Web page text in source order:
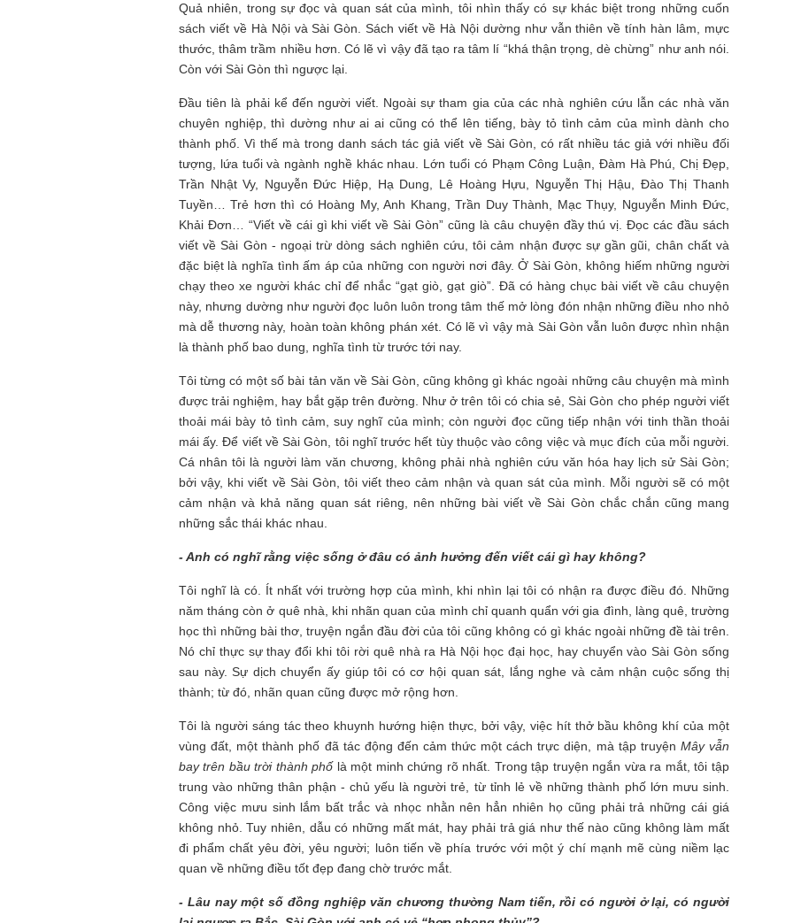
Quả nhiên, trong sự đọc và quan sát của mình, tôi nhìn thấy có sự khác biệt trong những cuốn
sách viết về Hà Nội và Sài Gòn. Sách viết về Hà Nội dường như vẫn thiên về tính hàn lâm, mực
thước, thâm trầm nhiều hơn. Có lẽ vì vậy đã tạo ra tâm lí “khá thận trọng, dè chừng” như anh nói.
Còn với Sài Gòn thì ngược lại.
Đầu tiên là phải kể đến người viết. Ngoài sự tham gia của các nhà nghiên cứu lẫn các nhà văn
chuyên nghiệp, thì dường như ai ai cũng có thể lên tiếng, bày tỏ tình cảm của mình dành cho
thành phố. Vì thế mà trong danh sách tác giả viết về Sài Gòn, có rất nhiều tác giả với nhiều đối
tượng, lứa tuổi và ngành nghề khác nhau. Lớn tuổi có Phạm Công Luận, Đàm Hà Phú, Chị Đẹp,
Trần Nhật Vy, Nguyễn Đức Hiệp, Hạ Dung, Lê Hoàng Hựu, Nguyễn Thị Hậu, Đào Thị Thanh
Tuyền… Trẻ hơn thì có Hoàng My, Anh Khang, Trần Duy Thành, Mạc Thụy, Nguyễn Minh Đức,
Khải Đơn… “Viết về cái gì khi viết về Sài Gòn” cũng là câu chuyện đầy thú vị. Đọc các đầu sách
viết về Sài Gòn - ngoại trừ dòng sách nghiên cứu, tôi cảm nhận được sự gần gũi, chân chất và
đặc biệt là nghĩa tình ấm áp của những con người nơi đây. Ở Sài Gòn, không hiếm những người
chạy theo xe người khác chỉ để nhắc “gạt giò, gạt giò”. Đã có hàng chục bài viết về câu chuyện
này, nhưng dường như người đọc luôn luôn trong tâm thế mở lòng đón nhận những điều nho nhỏ
mà dễ thương này, hoàn toàn không phán xét. Có lẽ vì vậy mà Sài Gòn vẫn luôn được nhìn nhận
là thành phố bao dung, nghĩa tình từ trước tới nay.
Tôi từng có một số bài tản văn về Sài Gòn, cũng không gì khác ngoài những câu chuyện mà mình
được trải nghiệm, hay bắt gặp trên đường. Như ở trên tôi có chia sẻ, Sài Gòn cho phép người viết
thoải mái bày tỏ tình cảm, suy nghĩ của mình; còn người đọc cũng tiếp nhận với tinh thần thoải
mái ấy. Để viết về Sài Gòn, tôi nghĩ trước hết tùy thuộc vào công việc và mục đích của mỗi người.
Cá nhân tôi là người làm văn chương, không phải nhà nghiên cứu văn hóa hay lịch sử Sài Gòn;
bởi vậy, khi viết về Sài Gòn, tôi viết theo cảm nhận và quan sát của mình. Mỗi người sẽ có một
cảm nhận và khả năng quan sát riêng, nên những bài viết về Sài Gòn chắc chắn cũng mang
những sắc thái khác nhau.
- Anh có nghĩ rằng việc sống ở đâu có ảnh hưởng đến viết cái gì hay không?
Tôi nghĩ là có. Ít nhất với trường hợp của mình, khi nhìn lại tôi có nhận ra được điều đó. Những
năm tháng còn ở quê nhà, khi nhãn quan của mình chỉ quanh quẩn với gia đình, làng quê, trường
học thì những bài thơ, truyện ngắn đầu đời của tôi cũng không có gì khác ngoài những đề tài trên.
Nó chỉ thực sự thay đổi khi tôi rời quê nhà ra Hà Nội học đại học, hay chuyển vào Sài Gòn sống
sau này. Sự dịch chuyển ấy giúp tôi có cơ hội quan sát, lắng nghe và cảm nhận cuộc sống thị
thành; từ đó, nhãn quan cũng được mở rộng hơn.
Tôi là người sáng tác theo khuynh hướng hiện thực, bởi vậy, việc hít thở bầu không khí của một
vùng đất, một thành phố đã tác động đến cảm thức một cách trực diện, mà tập truyện Mây vẫn
bay trên bầu trời thành phốlà một minh chứng rõ nhất. Trong tập truyện ngắn vừa ra mắt, tôi tập
trung vào những thân phận - chủ yếu là người trẻ, từ tỉnh lẻ về những thành phố lớn mưu sinh.
Công việc mưu sinh lắm bất trắc và nhọc nhằn nên hẳn nhiên họ cũng phải trả những cái giá
không nhỏ. Tuy nhiên, dẫu có những mất mát, hay phải trả giá như thế nào cũng không làm mất
đi phẩm chất yêu đời, yêu người; luôn tiến về phía trước với một ý chí mạnh mẽ cùng niềm lạc
quan về những điều tốt đẹp đang chờ trước mắt.
- Lâu nay một số đồng nghiệp văn chương thường Nam tiến, rồi có người ở lại, có người